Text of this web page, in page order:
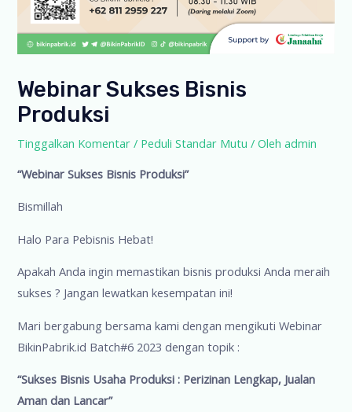
Webinar Sukses Bisnis
Produksi
Tinggalkan Komentar / Peduli Standar Mutu / Olehadmin
“Webinar Sukses Bisnis Produksi”
Bismillah
Halo Para Pebisnis Hebat!
Apakah Anda ingin memastikan bisnis produksi Anda meraih
sukses ? Jangan lewatkan kesempatan ini!
Mari bergabung bersama kami dengan mengikuti Webinar
BikinPabrik.id Batch#6 2023 dengan topik :
“Sukses Bisnis Usaha Produksi : Perizinan Lengkap, Jualan
Aman dan Lancar”